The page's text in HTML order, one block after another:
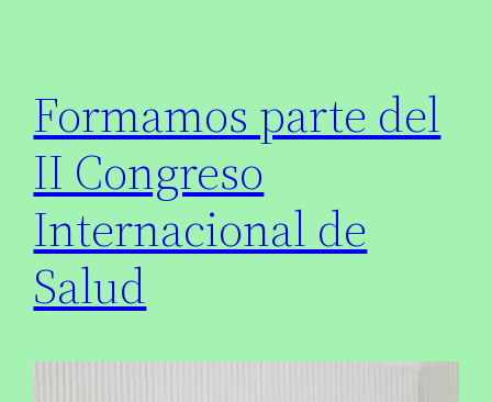
Formamos parte del
II Congreso
Internacional de
Salud